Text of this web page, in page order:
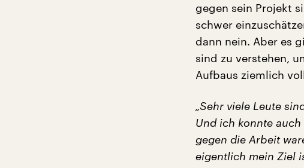
gegen sein Projekt
schwer
dann nein. Aber es
sind zu verstehen,
Aufbaus ziemlich
„Sehr viele Leute
Und ich konnte
gegen die Arbeit
eigentlich mein Ziel